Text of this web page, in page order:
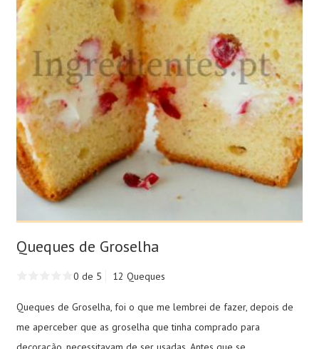
Queques de Groselha
0 de 5 12 Queques
Queques de Groselha, foi o que me lembrei de fazer, depois de
me aperceber que as groselha que tinha comprado para